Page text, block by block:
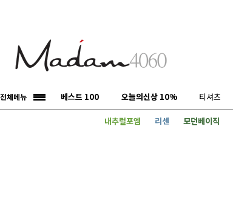
전체메뉴 베스트 100 오늘의신상 10% 티셔츠
내추럴포엠 리센 모던베이직